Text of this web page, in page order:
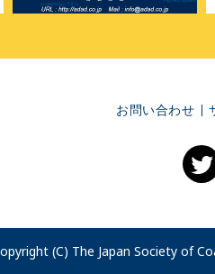
お問い合わせ
(C) The Japan Society of